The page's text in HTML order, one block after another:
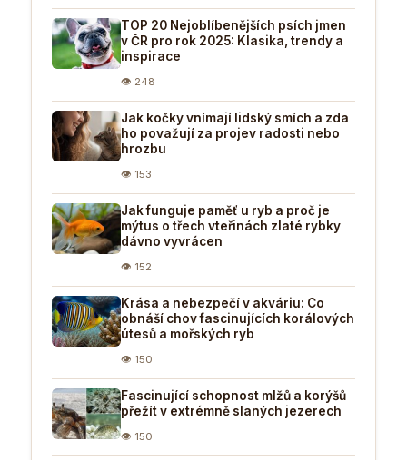
TOP 20 Nejoblíbenějších psích jmen
v ČR pro rok 2025: Klasika, trendy a
inspirace
👁 248
Jak kočky vnímají lidský smích a zda
ho považují za projev radosti nebo
hrozbu
👁 153
Jak funguje paměť u ryb a proč je
mýtus o třech vteřinách zlaté rybky
dávno vyvrácen
👁 152
Krása a nebezpečí v akváriu: Co
obnáší chov fascinujících korálových
útesů a mořských ryb
👁 150
Fascinující schopnost mlžů a korýšů
přežít v extrémně slaných jezerech
👁 150